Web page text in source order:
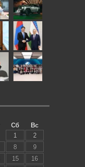
Сб
Вс
1
2
8
9
15
16